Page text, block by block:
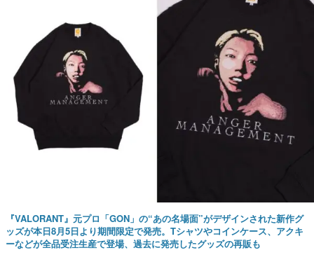
『VALORANT』元プロ「GON」の“あの名場面”がデザインされた新作グ
ッズが本日8月5日より期間限定で発売。Tシャツやコインケース、アクキ
ーなどが全品受注生産で登場、過去に発売したグッズの再販も